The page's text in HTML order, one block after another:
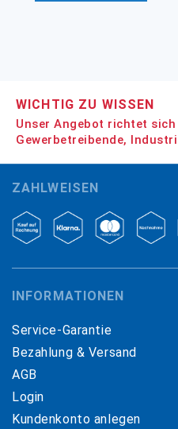
WICHTIG ZU WISSEN
Unser Angebot richtet
Gewerbetreibende,
ZAHLWEISEN
INFORMATIONEN
Service-Garantie
Bezahlung & Versand
AGB
Login
Kundenkonto anlegen